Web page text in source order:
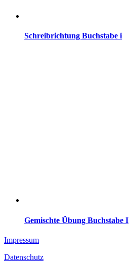
Schreibrichtung Buchstabe i
Gemischte Übung Buchstabe I
Impressum
Datenschutz